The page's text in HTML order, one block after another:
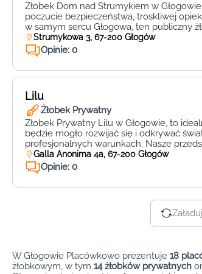
Żłobek Dom nad Strumykiem w
poczucie bezpieczeństwa, troskliwej
w samym sercu Głogowa, ten publiczny
maluchów w wieku od 6 miesięcy do 3
najwyższej jakości dla naszych
ciepłych profesjonalistów […]
Strumykowa 3, 67-200 Głogów
Opinie: 0
Lilu
Żłobek Prywatny
Żłobek Prywatny Lilu w Głogowie, to
będzie mogło rozwijać się i odkrywać
profesjonalnych warunkach. Nasze
okolicy miasta, oferuje szeroki zakres
żłobkowym. Naszą priorytetową
ciepłej, przyjaznej i stymulującej atmosfery,
Galla Anonima 4a, 67-200 Głogów
Opinie: 0
W Głogowie Placówkowo prezentuje 18
żłobkowym, w tym 14 żłobków prywatnych